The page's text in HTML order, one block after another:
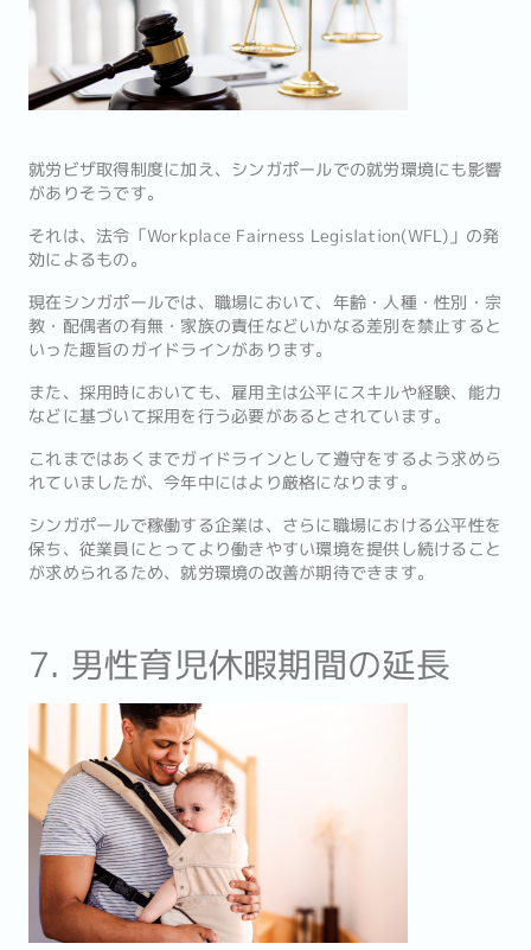
就労ビザ取得制度に加え、シンガポールでの就労環境にも影響
がありそうです。
それは、法令「Workplace Fairness Legislation(WFL)」の発
効によるもの。
現在シンガポールでは、職場において、年齢・人種・性別・宗
教・配偶者の有無・家族の責任などいかなる差別を禁止すると
いった趣旨のガイドラインがあります。
また、採用時においても、雇用主は公平にスキルや経験、能力
などに基づいて採用を行う必要があるとされています。
これまではあくまでガイドラインとして遵守をするよう求めら
れていましたが、今年中にはより厳格になります。
シンガポールで稼働する企業は、さらに職場における公平性を
保ち、従業員にとってより働きやすい環境を提供し続けること
が求められるため、就労環境の改善が期待できます。
7. 男性育児休暇期間の延長